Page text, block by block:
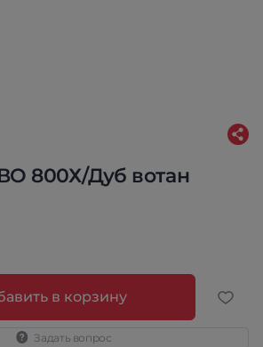
800Х/Дуб вотан
в корзину
Задать вопрос